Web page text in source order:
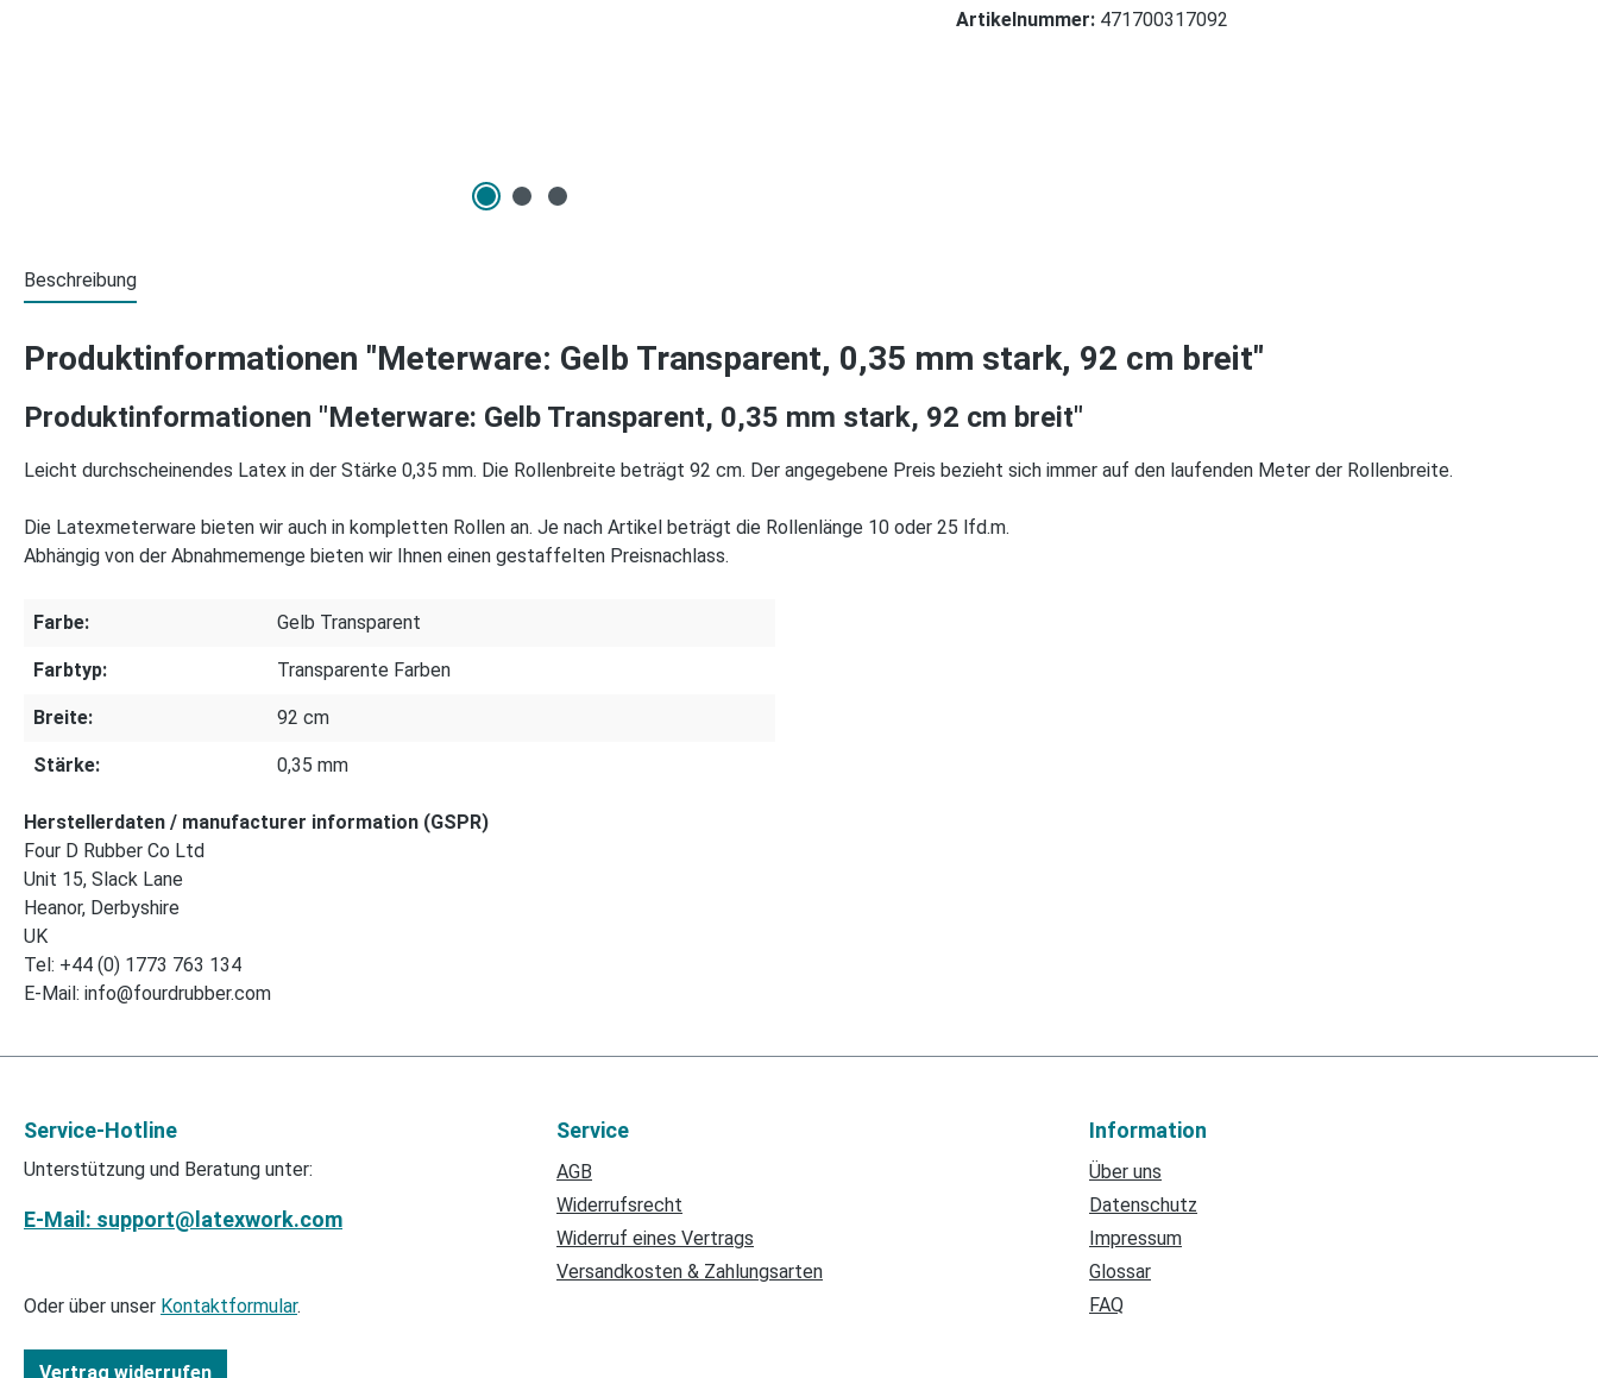
Artikelnummer: 471700317092
Beschreibung
Produktinformationen "Meterware: Gelb Transparent, 0,35 mm stark, 92 cm breit"
Produktinformationen "Meterware: Gelb Transparent, 0,35 mm stark, 92 cm breit"
Leicht durchscheinendes Latex in der Stärke 0,35 mm. Die Rollenbreite beträgt 92 cm. Der angegebene Preis bezieht sich immer auf den laufenden Meter der Rollenbreite.
Die Latexmeterware bieten wir auch in kompletten Rollen an. Je nach Artikel beträgt die Rollenlänge 10 oder 25 lfd.m.
Abhängig von der Abnahmemenge bieten wir Ihnen einen gestaffelten Preisnachlass.
Farbe: Gelb Transparent
Farbtyp: Transparente Farben
Breite: 92 cm
Stärke: 0,35 mm
Herstellerdaten / manufacturer information (GSPR)
Four D Rubber Co Ltd
Unit 15, Slack Lane
Heanor, Derbyshire
UK
Tel: +44 (0) 1773 763 134
E-Mail: info@fourdrubber.com
Service-Hotline
Unterstützung und Beratung unter:
E-Mail: support@latexwork.com
Oder über unser Kontaktformular.
Vertrag widerrufen
Service
AGB
Widerrufsrecht
Widerruf eines Vertrags
Versandkosten & Zahlungsarten
Information
Über uns
Datenschutz
Impressum
Glossar
FAQ